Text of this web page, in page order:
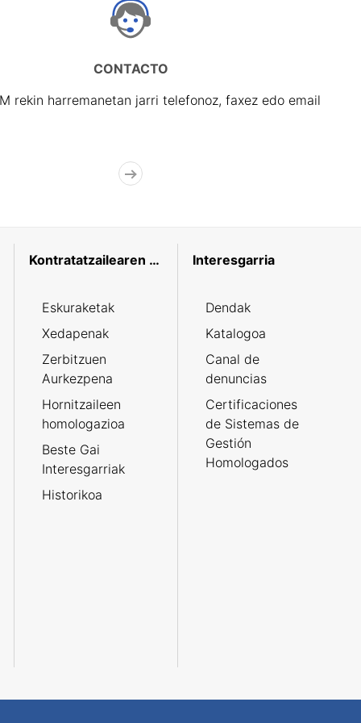
CONTACTO
rekin harremanetan jarri telefonoz, faxez edo email
Kontratatzailearen profila
Eskuraketak
Xedapenak
Zerbitzuen
Aurkezpena
Hornitzaileen
homologazioa
Beste Gai
Interesgarriak
Historikoa
Interesgarria
Dendak
Katalogoa
Canal de
denuncias
Certificaciones
de Sistemas de
Gestión
Homologados